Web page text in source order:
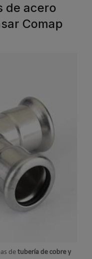
de acero
Comap
detubería de cobre y